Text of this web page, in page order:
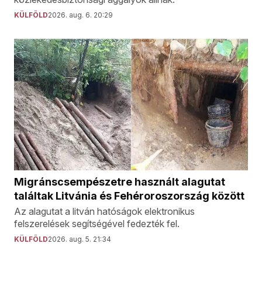
KÜLFÖLD2026. aug. 6. 20:29
Migránscsempészetre használt alagutat
találtak Litvánia és Fehéroroszország között
Az alagutat a litván hatóságok elektronikus
felszerelések segítségével fedezték fel.
KÜLFÖLD2026. aug. 5. 21:34